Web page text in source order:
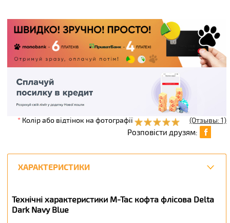
(Отзывы: 1)
Розповісти друзям:
ХАРАКТЕРИСТИКИ
Технічні характеристики M-Tac кофта флісова Delta
Dark Navy Blue
*Колір або відтінок на фотографії